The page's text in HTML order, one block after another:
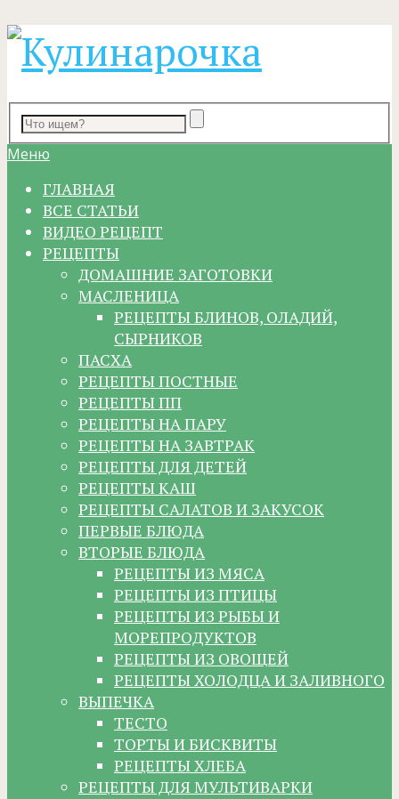
Меню
ГЛАВНАЯ
ВСЕ СТАТЬИ
ВИДЕО РЕЦЕПТ
РЕЦЕПТЫ
ДОМАШНИЕ ЗАГОТОВКИ
МАСЛЕНИЦА
РЕЦЕПТЫ БЛИНОВ, ОЛАДИЙ,
СЫРНИКОВ
ПАСХА
РЕЦЕПТЫ ПОСТНЫЕ
РЕЦЕПТЫ ПП
РЕЦЕПТЫ НА ПАРУ
РЕЦЕПТЫ НА ЗАВТРАК
РЕЦЕПТЫ ДЛЯ ДЕТЕЙ
РЕЦЕПТЫ КАШ
РЕЦЕПТЫ САЛАТОВ И ЗАКУСОК
ПЕРВЫЕ БЛЮДА
ВТОРЫЕ БЛЮДА
РЕЦЕПТЫ ИЗ МЯСА
РЕЦЕПТЫ ИЗ ПТИЦЫ
РЕЦЕПТЫ ИЗ РЫБЫ И
МОРЕПРОДУКТОВ
РЕЦЕПТЫ ИЗ ОВОЩЕЙ
РЕЦЕПТЫ ХОЛОДЦА И ЗАЛИВНОГО
ВЫПЕЧКА
ТЕСТО
ТОРТЫ И БИСКВИТЫ
РЕЦЕПТЫ ХЛЕБА
РЕЦЕПТЫ ДЛЯ МУЛЬТИВАРКИ